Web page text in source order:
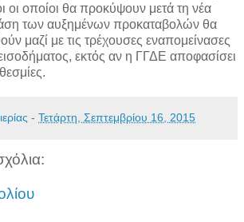
οι οποίοι θα προκύψουν μετά τη νέα
των αυξημένων προκαταβολών θα
μαζί με τις τρέχουσες εναπομείνασες
εκτός αν η ΓΓΔΕ αποφασίσει
- Τετάρτη, Σεπτεμβρίου 16, 2015